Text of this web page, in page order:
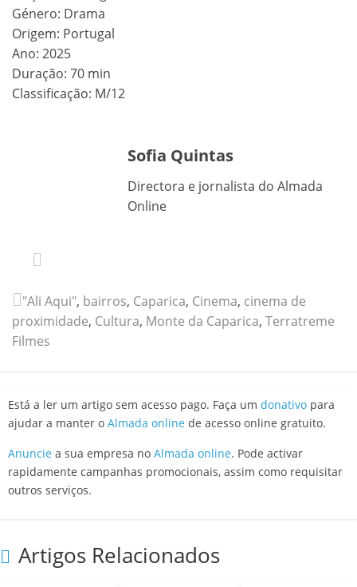
Género: Drama
Origem: Portugal
Ano: 2025
Duração: 70 min
Classificação: M/12
Sofia Quintas
Directora e jornalista do Almada
Online
"Ali Aqui", bairros, Caparica, Cinema, cinema de
proximidade, Cultura, Monte da Caparica, Terratreme
Filmes
Está a ler um artigo sem acesso pago. Faça um donativo para
ajudar a manter o Almada online de acesso online gratuito.
Anuncie a sua empresa no Almada online. Pode activar
rapidamente campanhas promocionais, assim como requisitar
outros serviços.
Artigos Relacionados